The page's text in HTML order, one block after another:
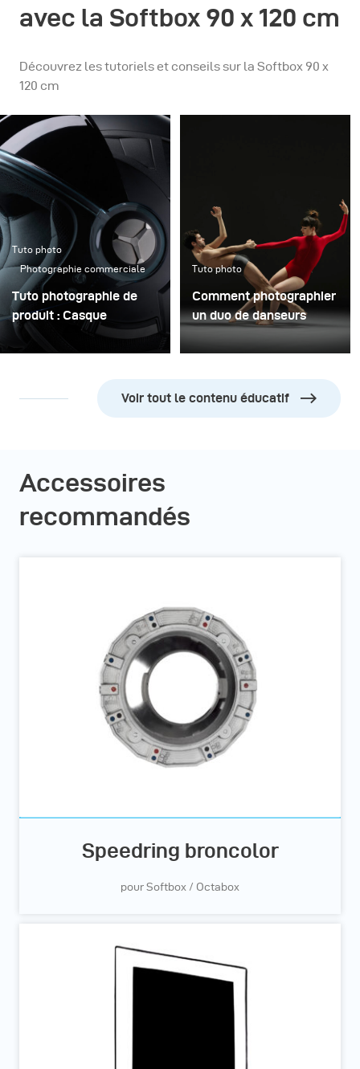
avec la Softbox 90 x 120 cm
Découvrez les tutoriels et conseils sur la Softbox 90 x
120 cm
Tuto photo
Photographie commerciale
Tuto photographie de
produit : Casque
Tuto photo
Comment photographier
un duo de danseurs
Voir tout le contenu éducatif
Accessoires
recommandés
Speedring broncolor
pour Softbox / Octabox